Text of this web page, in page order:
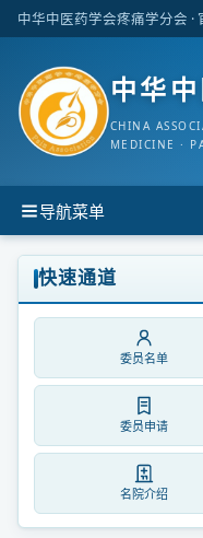
中华中医药学会疼痛学分会 ·
中华
CHINA
MEDICINE ·
导航菜单
快速通道
委员名单
委员申请
名院介绍